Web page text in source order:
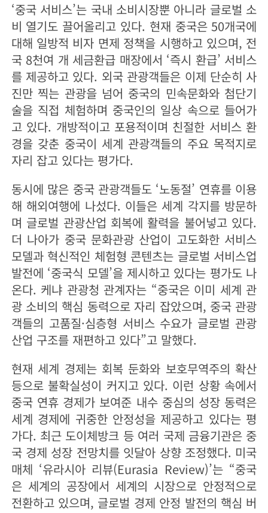
‘중국 서비스’는 국내 소비시장뿐 아니라 글로벌 소
비 열기도 끌어올리고 있다. 현재 중국은 50개국에
대해 일방적 비자 면제 정책을 시행하고 있으며, 전
국 8천여 개 세금환급 매장에서 ‘즉시 환급’ 서비스
를 제공하고 있다. 외국 관광객들은 이제 단순히 사
진만 찍는 관광을 넘어 중국의 민속문화와 첨단기
술을 직접 체험하며 중국인의 일상 속으로 들어가
고 있다. 개방적이고 포용적이며 친절한 서비스 환
경을 갖춘 중국이 세계 관광객들의 주요 목적지로
자리 잡고 있다는 평가다.
동시에 많은 중국 관광객들도 ‘노동절’ 연휴를 이용
해 해외여행에 나섰다. 이들은 세계 각지를 방문하
며 글로벌 관광산업 회복에 활력을 불어넣고 있다.
더 나아가 중국 문화관광 산업이 고도화한 서비스
모델과 혁신적인 체험형 콘텐츠는 글로벌 서비스업
발전에 ‘중국식 모델’을 제시하고 있다는 평가도 나
온다. 케냐 관광청 관계자는 “중국은 이미 세계 관
광 소비의 핵심 동력으로 자리 잡았으며, 중국 관광
객들의 고품질·심층형 서비스 수요가 글로벌 관광
산업 구조를 재편하고 있다”고 말했다.
현재 세계 경제는 회복 둔화와 보호무역주의 확산
등으로 불확실성이 커지고 있다. 이런 상황 속에서
중국 연휴 경제가 보여준 내수 중심의 성장 동력은
세계 경제에 귀중한 안정성을 제공하고 있다는 평
가다. 최근 도이체방크 등 여러 국제 금융기관은 중
국 경제 성장 전망치를 잇달아 상향 조정했다. 미국
매체 ‘유라시아 리뷰(Eurasia Review)’는 “중국
은 세계의 공장에서 세계의 시장으로 안정적으로
전환하고 있으며, 글로벌 경제 안정 발전의 핵심 버